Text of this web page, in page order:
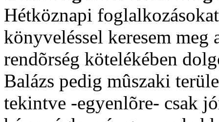
Hétköznapi
könyveléssel keresem
rendõrség kötelékében
Balázs pedig mûszaki
tekintve -egyenlõre- csak